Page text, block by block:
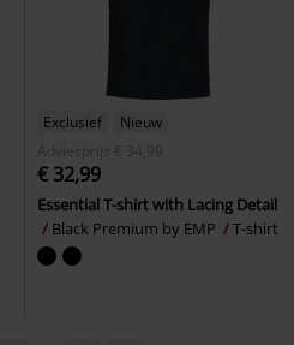
Exclusief
Nieuw
Adviesprijs
€ 34,99
€ 32,99
Essential T-shirt with Lacing Detail
Black Premium by EMP
T-shirt